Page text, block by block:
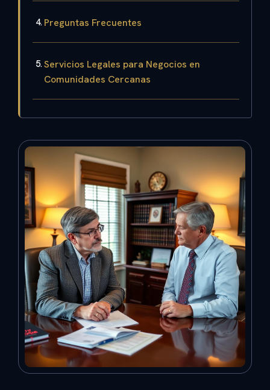
Preguntas Frecuentes
Servicios Legales para Negocios en
Comunidades Cercanas